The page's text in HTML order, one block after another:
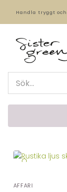
Handla tryggt
🔍
AFFARI